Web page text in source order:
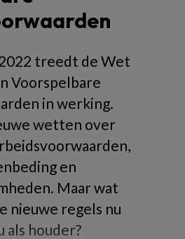
treedt de Wet
Voorspelbare
in werking.
wetten over
en
Maar wat
nieuwe regels nu
als houder?